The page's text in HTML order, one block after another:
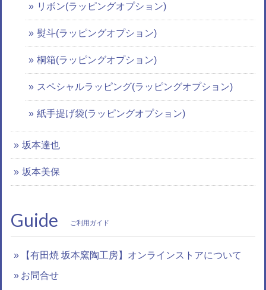
リボン(ラッピングオプション)
熨斗(ラッピングオプション)
桐箱(ラッピングオプション)
スペシャルラッピング(ラッピングオプション)
紙手提げ袋(ラッピングオプション)
坂本達也
坂本美保
Guide ご利用ガイド
【有田焼 坂本窯陶工房】オンラインストアについて
お問合せ